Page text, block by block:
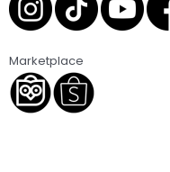
Marketplace